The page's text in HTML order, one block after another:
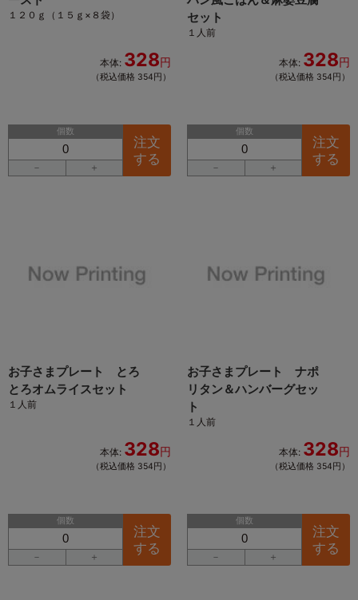
１２０ｇ（１５ｇ×８袋）
本体: 328円
（税込価格 354円）
個数
－ ＋
注文
する
セット
１人前
本体: 328円
（税込価格 354円）
個数
－ ＋
注文
する
お子さまプレート とろ
とろオムライスセット
１人前
本体: 328円
（税込価格 354円）
個数
－ ＋
注文
する
お子さまプレート ナポ
リタン＆ハンバーグセッ
ト
１人前
本体: 328円
（税込価格 354円）
個数
－ ＋
注文
する